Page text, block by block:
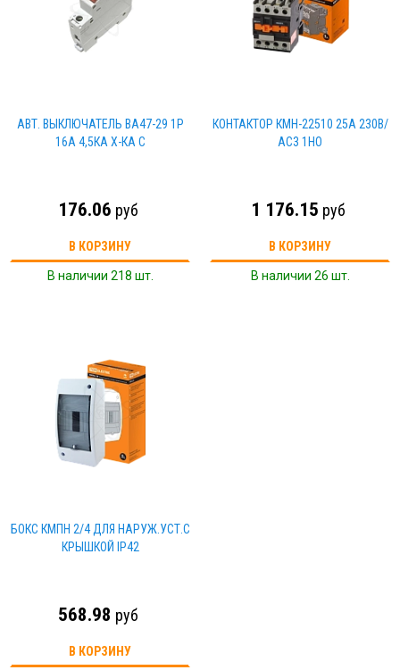
АВТ. ВЫКЛЮЧАТЕЛЬ ВА47-29 1Р
16А 4,5КА Х-КА С
176.06 руб
В КОРЗИНУ
В наличии 218 шт.
КОНТАКТОР КМН-22510 25А 230В/
АС3 1НО
1 176.15 руб
В КОРЗИНУ
В наличии 26 шт.
БОКС КМПН 2/4 ДЛЯ НАРУЖ.УСТ.С
КРЫШКОЙ IP42
568.98 руб
В КОРЗИНУ